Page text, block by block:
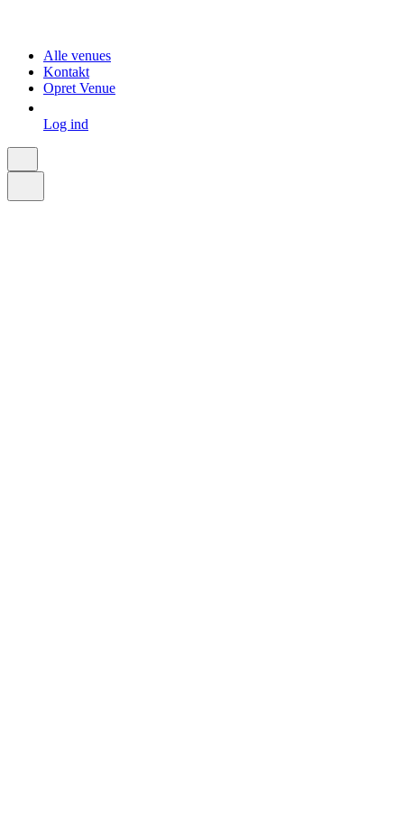
Alle venues
Kontakt
Opret Venue
Log ind